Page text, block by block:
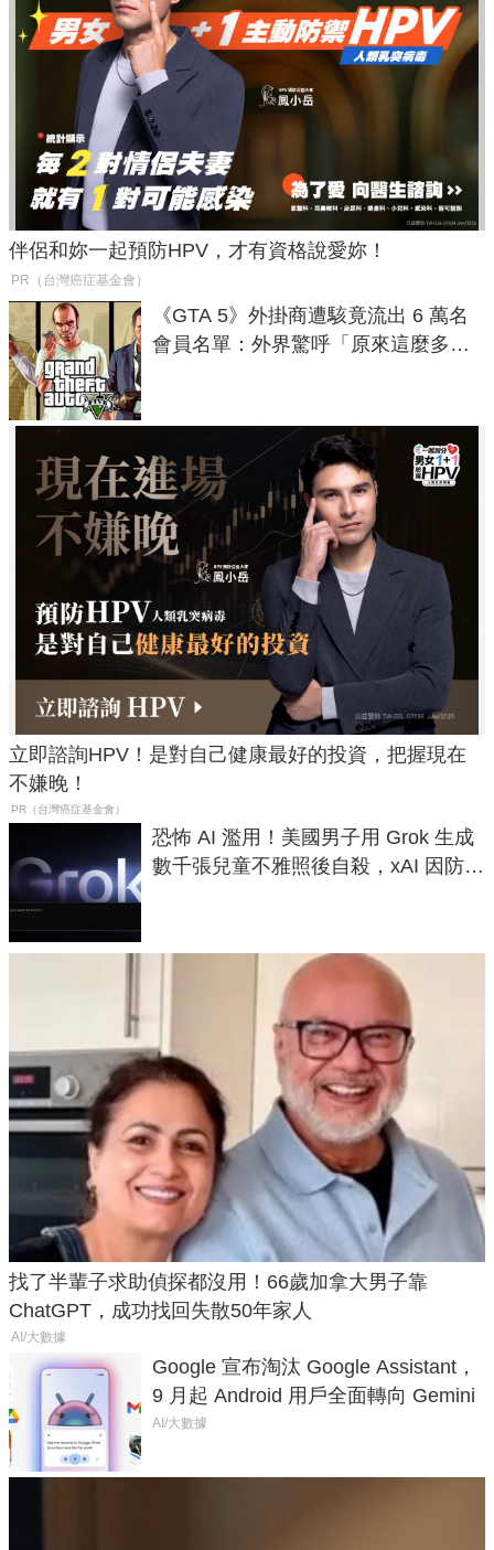
伴侶和妳一起預防HPV，才有資格說愛妳！
PR（台灣癌症基金會）
《GTA 5》外掛商遭駭竟流出 6 萬名
會員名單：外界驚呼「原來這麼多人
立即諮詢HPV！是對自己健康最好的投資，把握現在
不嫌晚！
PR（台灣癌症基金會）
恐怖 AI 濫用！美國男子用 Grok 生成
數千張兒童不雅照後自殺，xAI 因防護
找了半輩子求助偵探都沒用！66歲加拿大男子靠
ChatGPT，成功找回失散50年家人
AI/大數據
Google 宣布淘汰 Google Assistant，
9 月起 Android 用戶全面轉向 Gemini
AI/大數據